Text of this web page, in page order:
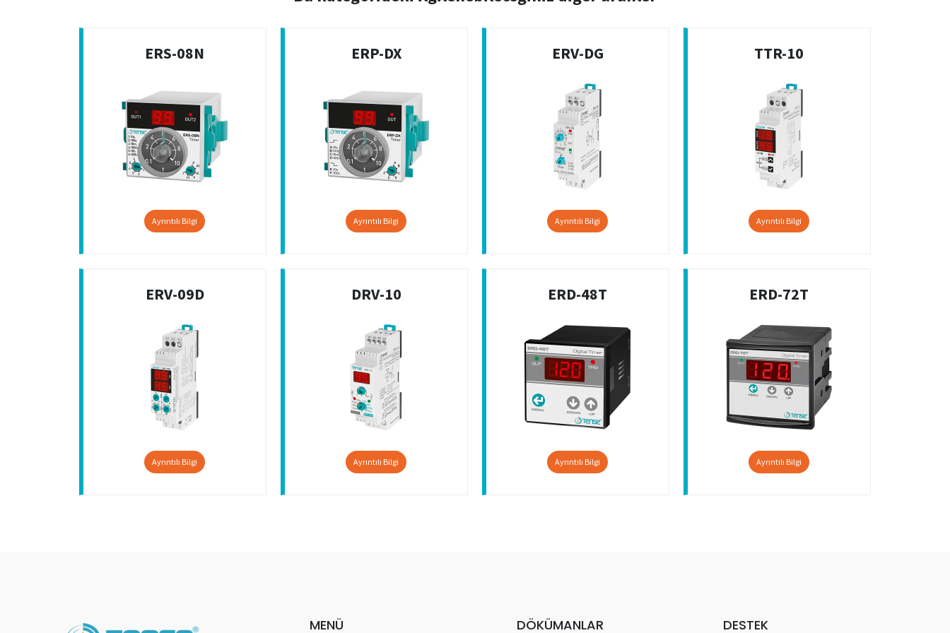
ERS-08N
Ayrıntılı Bilgi
ERP-DX
Ayrıntılı Bilgi
ERV-DG
Ayrıntılı Bilgi
TTR-10
Ayrıntılı Bilgi
ERV-09D
Ayrıntılı Bilgi
DRV-10
Ayrıntılı Bilgi
ERD-48T
Ayrıntılı Bilgi
ERD-72T
Ayrıntılı Bilgi
MENÜ DÖKÜMANLAR DESTEK